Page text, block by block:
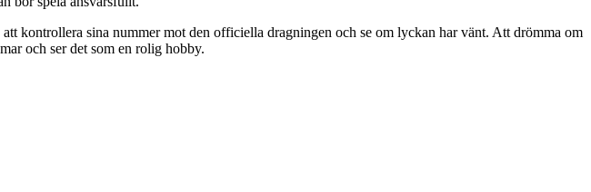
kontrollera sina nummer mot den officiella dragningen och se om lyckan har vänt. Att drömma om
och ser det som en rolig hobby.